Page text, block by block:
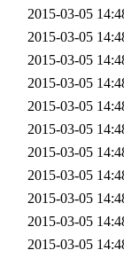
2015-03-05
2015-03-05
2015-03-05
2015-03-05
2015-03-05
2015-03-05
2015-03-05
2015-03-05
2015-03-05
2015-03-05
2015-03-05